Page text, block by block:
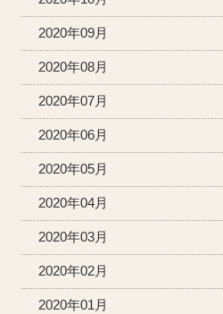
2020年09月
2020年08月
2020年07月
2020年06月
2020年05月
2020年04月
2020年03月
2020年02月
2020年01月